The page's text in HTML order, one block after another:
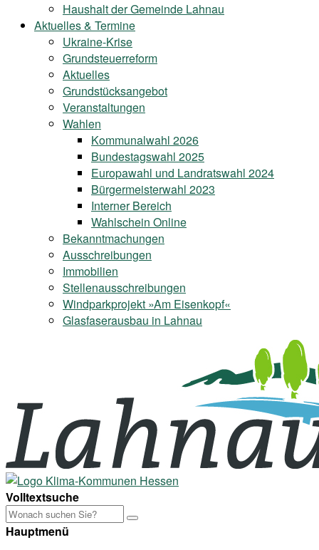
Haushalt der Gemeinde Lahnau
Aktuelles & Termine
Ukraine-Krise
Grundsteuerreform
Aktuelles
Grundstücksangebot
Veranstaltungen
Wahlen
Kommunalwahl 2026
Bundestagswahl 2025
Europawahl und Landratswahl 2024
Bürgermeisterwahl 2023
Interner Bereich
Wahlschein Online
Bekanntmachungen
Ausschreibungen
Immobilien
Stellenausschreibungen
Windparkprojekt »Am Eisenkopf«
Glasfaserausbau in Lahnau
Volltextsuche
Hauptmenü